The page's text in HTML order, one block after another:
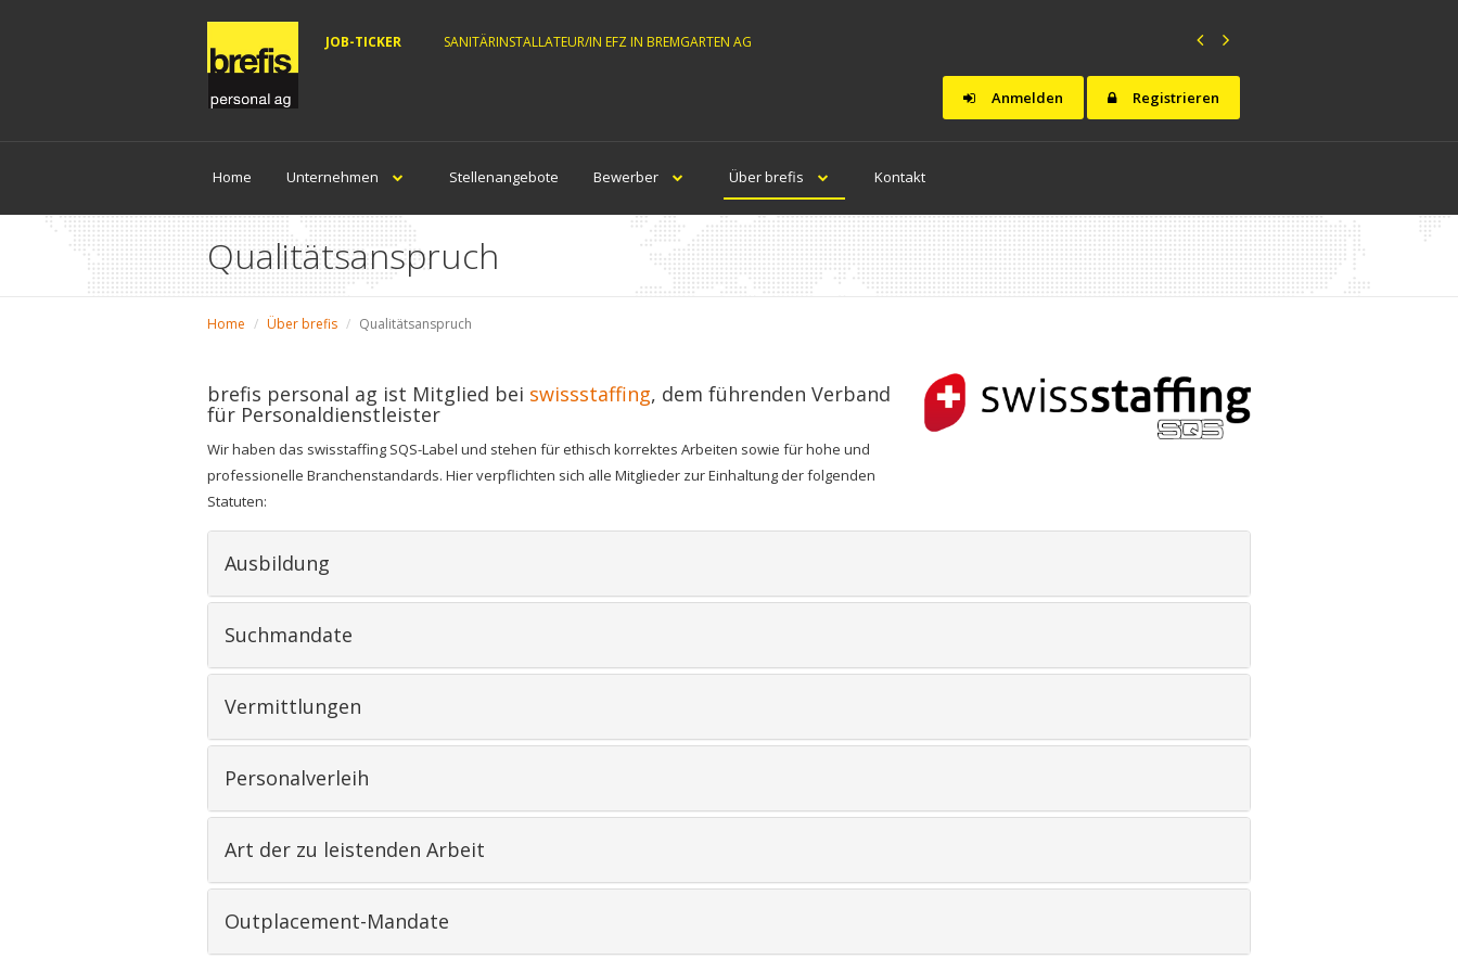
JOB-TICKER SANITÄRINSTALLATEUR/IN EFZ IN BREMGARTEN AG
Anmelden Registrieren
Home Unternehmen Stellenangebote Bewerber Über brefis Kontakt
Qualitätsanspruch
Home Über brefis Qualitätsanspruch
brefis personal ag ist Mitglied bei swissstaffing, dem führenden Verband
für Personaldienstleister
Wir haben das swisstaffing SQS-Label und stehen für ethisch korrektes Arbeiten sowie für hohe und
professionelle Branchenstandards. Hier verpflichten sich alle Mitglieder zur Einhaltung der folgenden
Statuten:
Ausbildung
Suchmandate
Vermittlungen
Personalverleih
Art der zu leistenden Arbeit
Outplacement-Mandate